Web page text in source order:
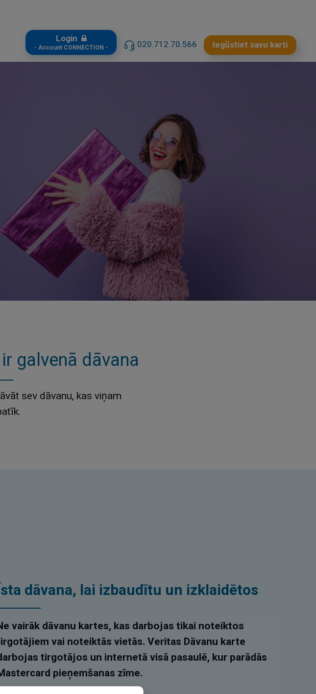
Login
- Account CONNECTION - 020.712.70.566 Iegūstiet savu karti
galvenā dāvana
sev dāvanu, kas viņam
dāvana, lai izbaudītu un izklaidētos
vairāk dāvanu kartes, kas darbojas tikai noteiktos
vai noteiktās vietās. Veritas Dāvanu karte
tirgotājos un internetā visā pasaulē, kur parādās
pieņemšanas zīme.